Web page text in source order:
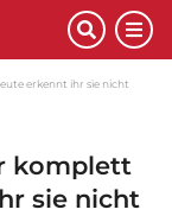
erkennt ihr sie nicht
komplett
sie nicht